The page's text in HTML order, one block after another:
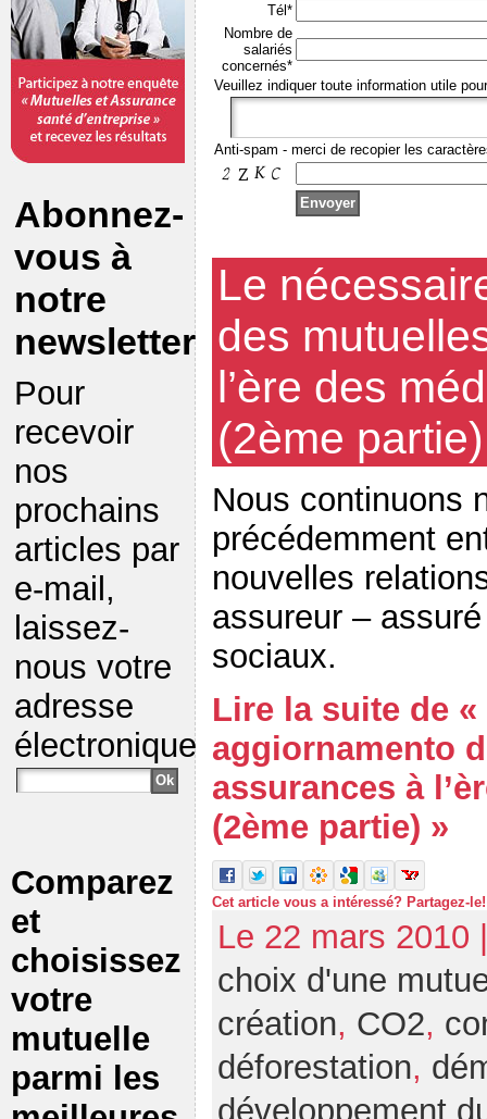
Abonnez-
vous à
notre
newsletter
Pour
recevoir
nos
prochains
articles par
e-mail,
laissez-
nous votre
adresse
électronique
Comparez
et
choisissez
votre
mutuelle
parmi les
Tél*
Nombre de
salariés
concernés*
Veuillez indiquer toute information utile
Anti-spam - merci de recopier les
Le
des
l’ère des
(2ème partie)
Nous continuons
précédemment
nouvelles
assureur –
sociaux.
Lire la suite de
aggiornamento
assurances à
(2ème partie) »
Cet article vous a intéressé? Partagez-le!
Le 22 mars 2010
choix d'une
création, CO2,
déforestation,
développement